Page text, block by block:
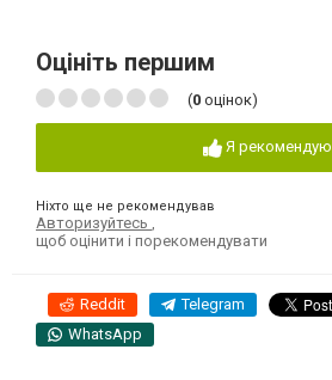
Оцініть першим
(0 оцінок)
Я рекомендую
Ніхто ще не рекомендував
Авторизуйтесь
щоб оцінити і порекомендувати
Reddit Telegram
WhatsApp